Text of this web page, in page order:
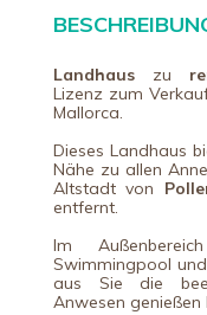
Landhaus zu
Lizenz zum
Mallorca.
Dieses Landhaus
Nähe zu allen
Altstadt von
entfernt.
Im
Swimmingpool
aus Sie die
Anwesen genießen